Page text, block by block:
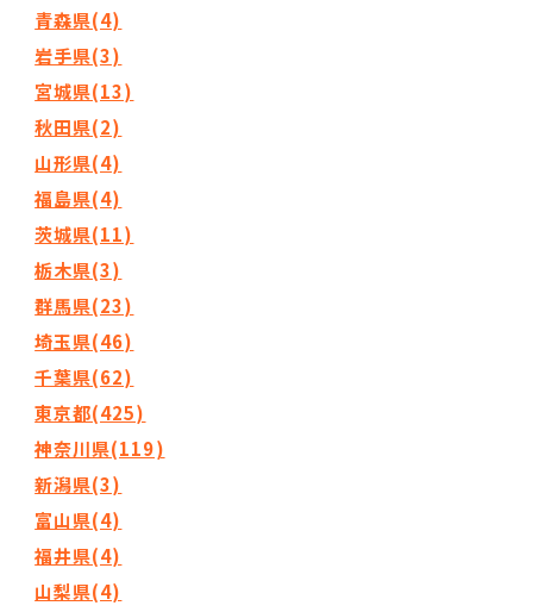
青森県(4)
岩手県(3)
宮城県(13)
秋田県(2)
山形県(4)
福島県(4)
茨城県(11)
栃木県(3)
群馬県(23)
埼玉県(46)
千葉県(62)
東京都(425)
神奈川県(119)
新潟県(3)
富山県(4)
福井県(4)
山梨県(4)